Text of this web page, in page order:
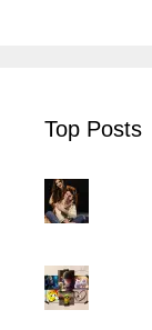
Top Posts